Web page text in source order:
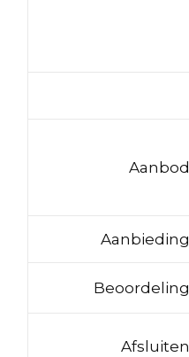
Aanbod
Aanbieding
Beoordeling
Afsluiten